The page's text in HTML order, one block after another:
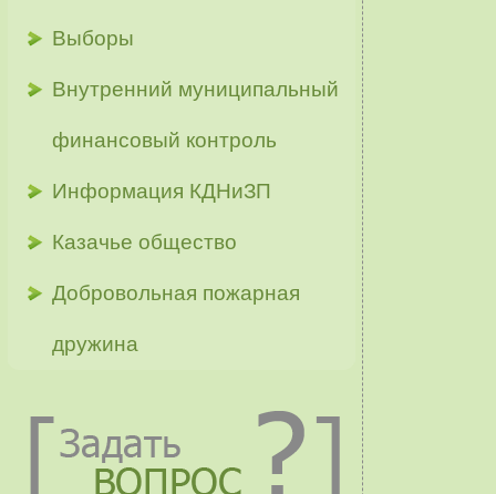
Выборы
Внутренний муниципальный
финансовый контроль
Информация КДНиЗП
Казачье общество
Добровольная пожарная
дружина